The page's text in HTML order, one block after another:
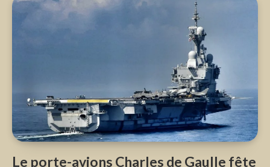
Le porte-avions Charles de Gaulle fête